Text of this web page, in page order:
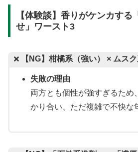
【体験談】香りがケンカする
せ」ワースト3
【NG】柑橘系（強い） × ムスク
失敗の理由
両方とも個性が強すぎるため
かり合い、ただ複雑で不快な